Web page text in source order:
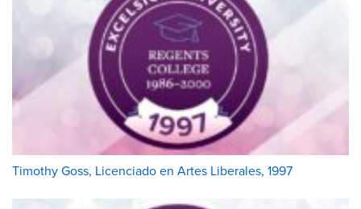
Timothy Goss, Licenciado en Artes Liberales, 1997